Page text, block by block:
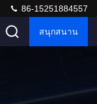
86-15251884557
สนุกสนาน